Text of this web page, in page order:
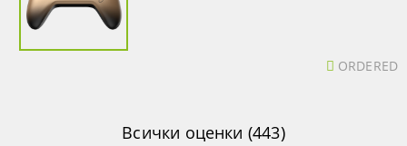
ORDERED
Всички оценки (443)